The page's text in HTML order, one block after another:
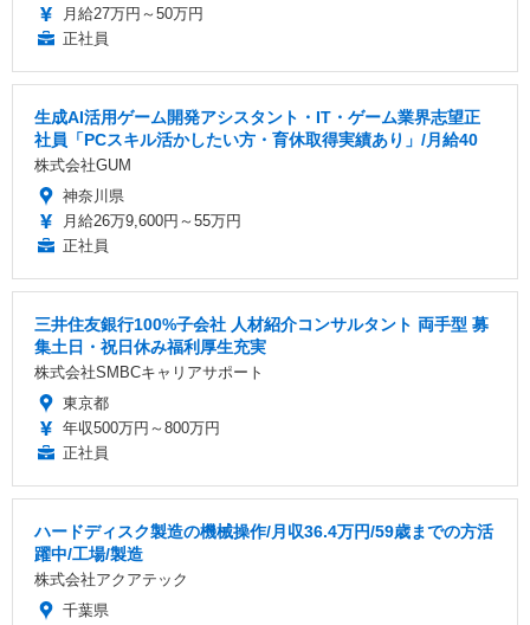
月給27万円～50万円
正社員
生成AI活用ゲーム開発アシスタント・IT・ゲーム業界志望正
社員「PCスキル活かしたい方・育休取得実績あり」/月給40
株式会社GUM
神奈川県
月給26万9,600円～55万円
正社員
三井住友銀行100%子会社 人材紹介コンサルタント 両手型 募
集土日・祝日休み福利厚生充実
株式会社SMBCキャリアサポート
東京都
年収500万円～800万円
正社員
ハードディスク製造の機械操作/月収36.4万円/59歳までの方活
躍中/工場/製造
株式会社アクアテック
千葉県